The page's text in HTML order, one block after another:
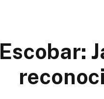
Escobar: